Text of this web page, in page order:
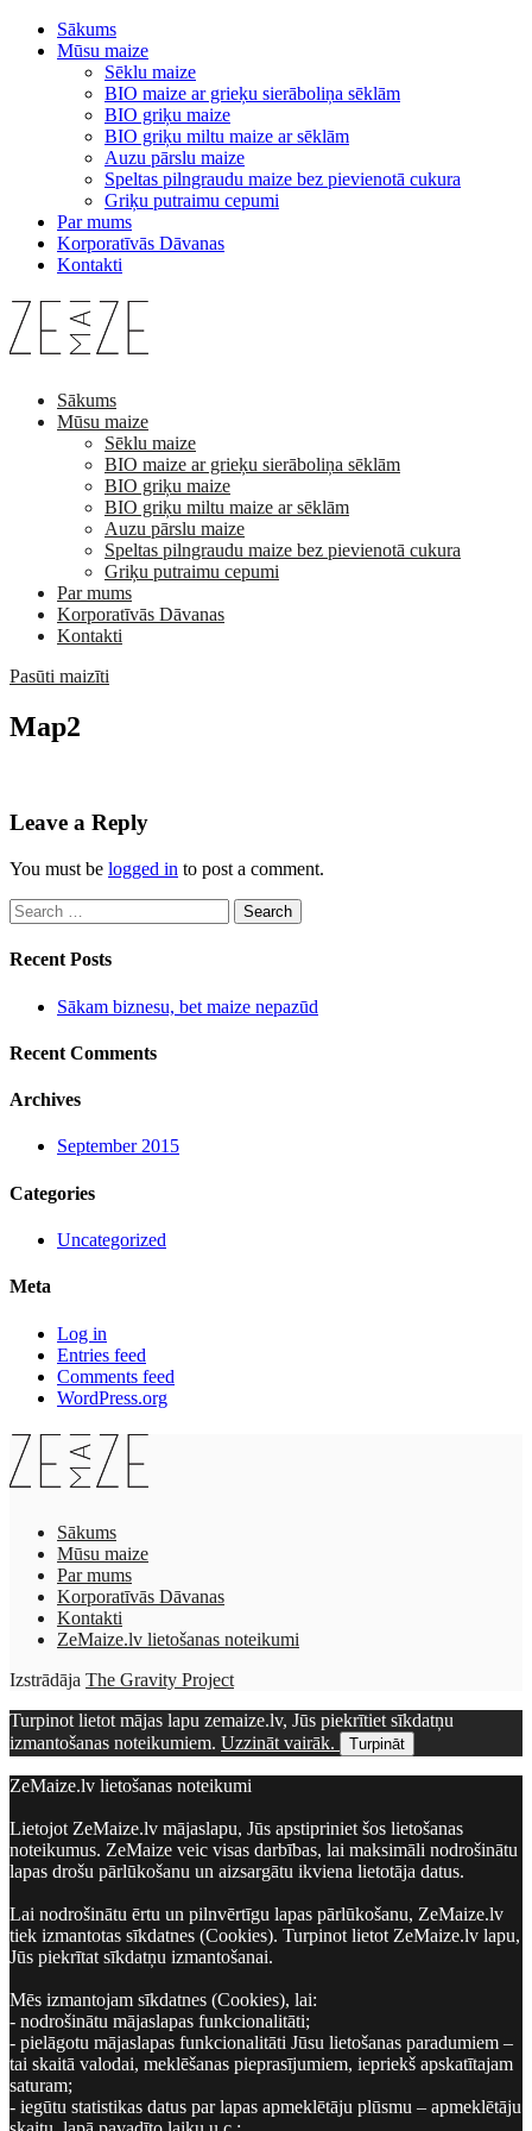
Sākums
Mūsu maize
Sēklu maize
BIO maize ar grieķu sierāboliņa sēklām
BIO griķu maize
BIO griķu miltu maize ar sēklām
Auzu pārslu maize
Speltas pilngraudu maize bez pievienotā cukura
Griķu putraimu cepumi
Par mums
Korporatīvās Dāvanas
Kontakti
Skip
to
content
Sākums
Mūsu maize
Sēklu maize
BIO maize ar grieķu sierāboliņa sēklām
BIO griķu maize
BIO griķu miltu maize ar sēklām
Auzu pārslu maize
Speltas pilngraudu maize bez pievienotā cukura
Griķu putraimu cepumi
Par mums
Korporatīvās Dāvanas
Kontakti
Pasūti maizīti
Map2
Leave a Reply
You must be logged in to post a comment.
Search
for:
Recent Posts
Sākam biznesu, bet maize nepazūd
Recent Comments
Archives
September 2015
Categories
Uncategorized
Meta
Log in
Entries feed
Comments feed
WordPress.org
Sākums
Mūsu maize
Par mums
Korporatīvās Dāvanas
Kontakti
ZeMaize.lv lietošanas noteikumi
Izstrādāja The Gravity Project
Turpinot lietot mājas lapu zemaize.lv, Jūs piekrītiet sīkdatņu
izmantošanas noteikumiem. Uzzināt vairāk. Turpināt
ZeMaize.lv lietošanas noteikumi
Lietojot ZeMaize.lv mājaslapu, Jūs apstipriniet šos lietošanas
noteikumus. ZeMaize veic visas darbības, lai maksimāli nodrošinātu
lapas drošu pārlūkošanu un aizsargātu ikviena lietotāja datus.
Lai nodrošinātu ērtu un pilnvērtīgu lapas pārlūkošanu, ZeMaize.lv
tiek izmantotas sīkdatnes (Cookies). Turpinot lietot ZeMaize.lv lapu,
Jūs piekrītat sīkdatņu izmantošanai.
Mēs izmantojam sīkdatnes (Cookies), lai:
- nodrošinātu mājaslapas funkcionalitāti;
- pielāgotu mājaslapas funkcionalitāti Jūsu lietošanas paradumiem –
tai skaitā valodai, meklēšanas pieprasījumiem, iepriekš apskatītajam
saturam;
- iegūtu statistikas datus par lapas apmeklētāju plūsmu – apmeklētāju